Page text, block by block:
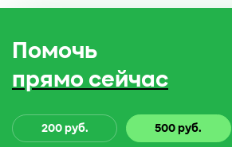
Помочь
прямо сейчас
200 руб. 500 руб.